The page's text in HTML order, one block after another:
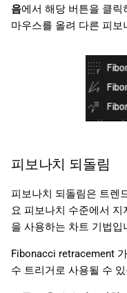
음에서 해당 버튼을 클릭
마우스를 올려 다른 피
피보나치 되돌림
피보나치 되돌림은 트렌
요 피보나치 수준에서
을 사용하는 차트 기법입
Fibonacci retracement
수 트리거로 사용될 수